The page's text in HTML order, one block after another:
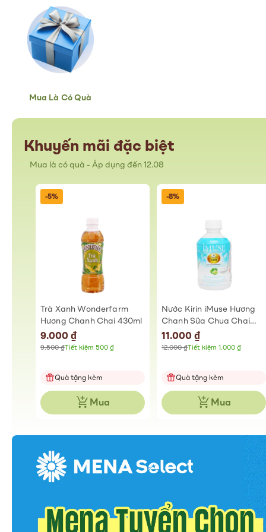
Mua Là Có Quà
Khuyến mãi đặc biệt
Mua là có quà - Áp dụng đến 12.08
-5%
Trà Xanh Wonderfarm
Hương Chanh Chai 430ml
Special
Price
9.000 ₫
9.500 ₫Tiết kiệm 500 ₫
Quà tặng kèm
Mua
-8%
Nước Kirin iMuse Hương
Chanh Sữa Chua Chai
430ml
Special
Price
11.000 ₫
12.000 ₫Tiết kiệm 1.000 ₫
Quà tặng kèm
Mua